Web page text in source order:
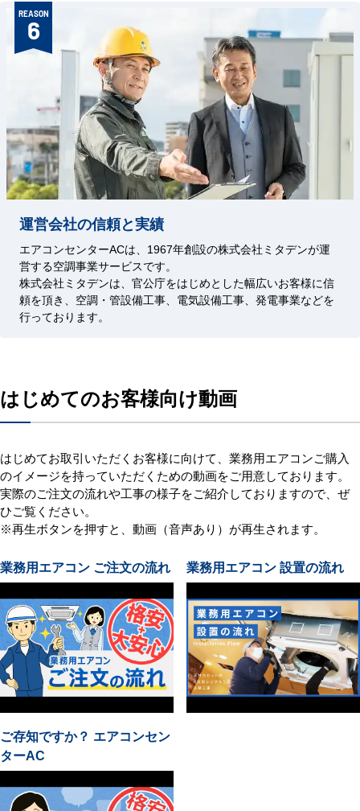
REASON
6
運営会社の信頼と実績
エアコンセンターACは、1967年創設の株式会社ミタデンが運
営する空調事業サービスです。
株式会社ミタデンは、官公庁をはじめとした幅広いお客様に信
頼を頂き、空調・管設備工事、電気設備工事、発電事業などを
行っております。
はじめてのお客様向け動画
はじめてお取引いただくお客様に向けて、業務用エアコンご購入
のイメージを持っていただくための動画をご用意しております。
実際のご注文の流れや工事の様子をご紹介しておりますので、ぜ
ひご覧ください。
※再生ボタンを押すと、動画（音声あり）が再生されます。
業務用エアコン ご注文の流れ 業務用エアコン 設置の流れ
ご存知ですか？ エアコンセン
ターAC